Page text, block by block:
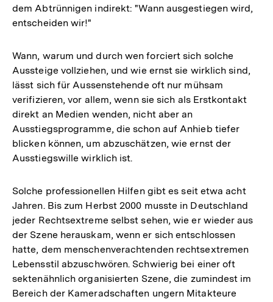
dem Abtrünnigen indirekt: "Wann ausgestiegen wird,
entscheiden wir!"
Wann, warum und durch wen forciert sich solche
Aussteige vollziehen, und wie ernst sie wirklich sind,
lässt sich für Aussenstehende oft nur mühsam
verifizieren, vor allem, wenn sie sich als Erstkontakt
direkt an Medien wenden, nicht aber an
Ausstiegsprogramme, die schon auf Anhieb tiefer
blicken können, um abzuschätzen, wie ernst der
Ausstiegswille wirklich ist.
Solche professionellen Hilfen gibt es seit etwa acht
Jahren. Bis zum Herbst 2000 musste in Deutschland
jeder Rechtsextreme selbst sehen, wie er wieder aus
der Szene herauskam, wenn er sich entschlossen
hatte, dem menschenverachtenden rechtsextremen
Lebensstil abzuschwören. Schwierig bei einer oft
sektenähnlich organisierten Szene, die zumindest im
Bereich der Kameradschaften ungern Mitakteure